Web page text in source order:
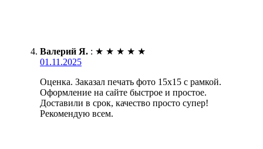
Валерий Я. : ★ ★ ★ ★ ★
01.11.2025
Оценка. Заказал печать фото 15х15 с рамкой.
Оформление на сайте быстрое и простое.
Доставили в срок, качество просто супер!
Рекомендую всем.